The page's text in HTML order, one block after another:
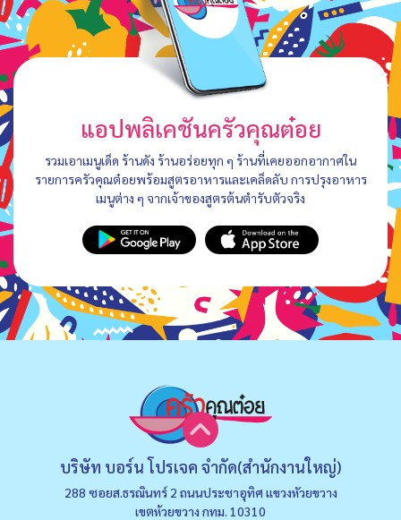
แอปพลิเคชันครัวคุณต๋อย
รวมเอาเมนูเด็ด ร้านดัง ร้านอร่อยทุก ๆ ร้านที่เคยออกอากาศใน
รายการครัวคุณต๋อยพร้อมสูตรอาหารและเคล็ดลับ การปรุงอาหาร
เมนูต่าง ๆ จากเจ้าของสูตรต้นตำรับตัวจริง
บริษัท บอร์น โปรเจค จำกัด(สำนักงานใหญ่)
288 ซอยส.ธรณินทร์ 2 ถนนประชาอุทิศ แขวงหัวยขวาง
เขตห้วยขวาง กทม. 10310